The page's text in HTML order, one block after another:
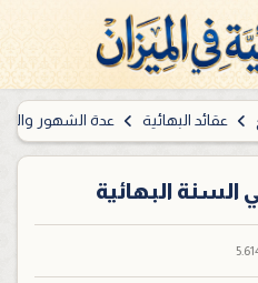
عقائد البهائية عدة الشهور
السنة البهائية